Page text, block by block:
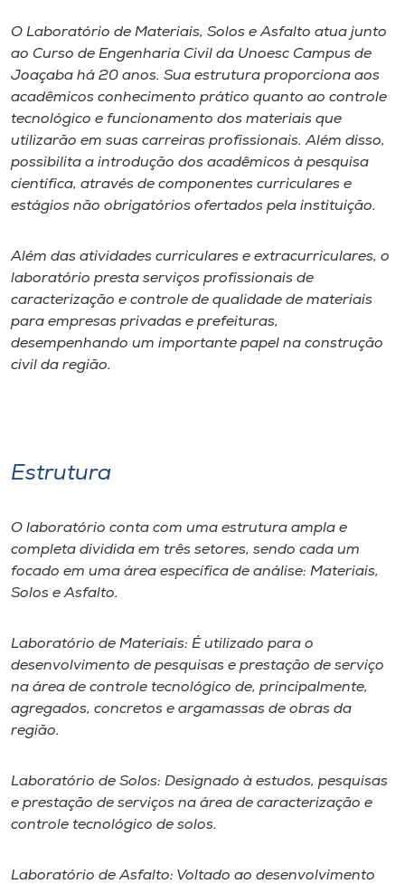
I.nova
Diplomados
Cultura
CPA
Biblioteca
Editora
Rádio
Unoesc
Selecione
o idioma
A+
A-
O Laboratório de Materiais, Solos e Asfalto atua junto
ao Curso de Engenharia Civil da Unoesc Campus de
Joaçaba há 20 anos. Sua estrutura proporciona aos
acadêmicos conhecimento prático quanto ao controle
tecnológico e funcionamento dos materiais que
utilizarão em suas carreiras profissionais. Além disso,
possibilita a introdução dos acadêmicos à pesquisa
científica, através de componentes curriculares e
estágios não obrigatórios ofertados pela instituição.
Além das atividades curriculares e extracurriculares, o
laboratório presta serviços profissionais de
caracterização e controle de qualidade de materiais
para empresas privadas e prefeituras,
desempenhando um importante papel na construção
civil da região.
Estrutura
O laboratório conta com uma estrutura ampla e
completa dividida em três setores, sendo cada um
focado em uma área específica de análise: Materiais,
Solos e Asfalto.
Laboratório de Materiais: É utilizado para o
desenvolvimento de pesquisas e prestação de serviço
na área de controle tecnológico de, principalmente,
agregados, concretos e argamassas de obras da
região.
Laboratório de Solos: Designado à estudos, pesquisas
e prestação de serviços na área de caracterização e
controle tecnológico de solos.
Laboratório de Asfalto: Voltado ao desenvolvimento